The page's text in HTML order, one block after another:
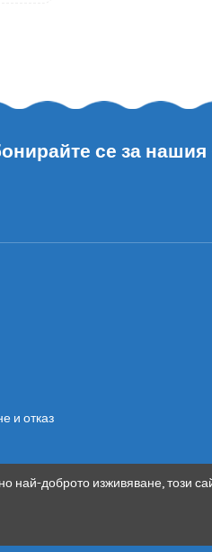
се за
и отказ
най-доброто изживяване, този